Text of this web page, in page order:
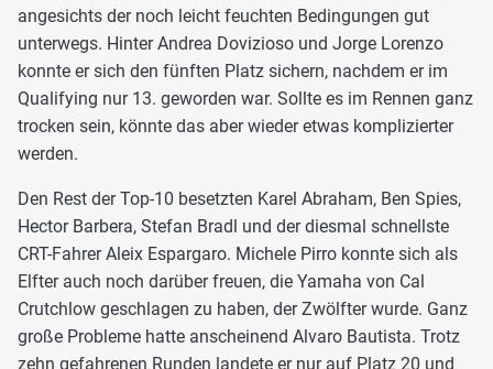
angesichts der noch leicht feuchten Bedingungen gut
unterwegs. Hinter Andrea Dovizioso und Jorge Lorenzo
konnte er sich den fünften Platz sichern, nachdem er im
Qualifying nur 13. geworden war. Sollte es im Rennen ganz
trocken sein, könnte das aber wieder etwas komplizierter
werden.
Den Rest der Top-10 besetzten Karel Abraham, Ben Spies,
Hector Barbera, Stefan Bradl und der diesmal schnellste
CRT-Fahrer Aleix Espargaro. Michele Pirro konnte sich als
Elfter auch noch darüber freuen, die Yamaha von Cal
Crutchlow geschlagen zu haben, der Zwölfter wurde. Ganz
große Probleme hatte anscheinend Alvaro Bautista. Trotz
zehn gefahrenen Runden landete er nur auf Platz 20 und